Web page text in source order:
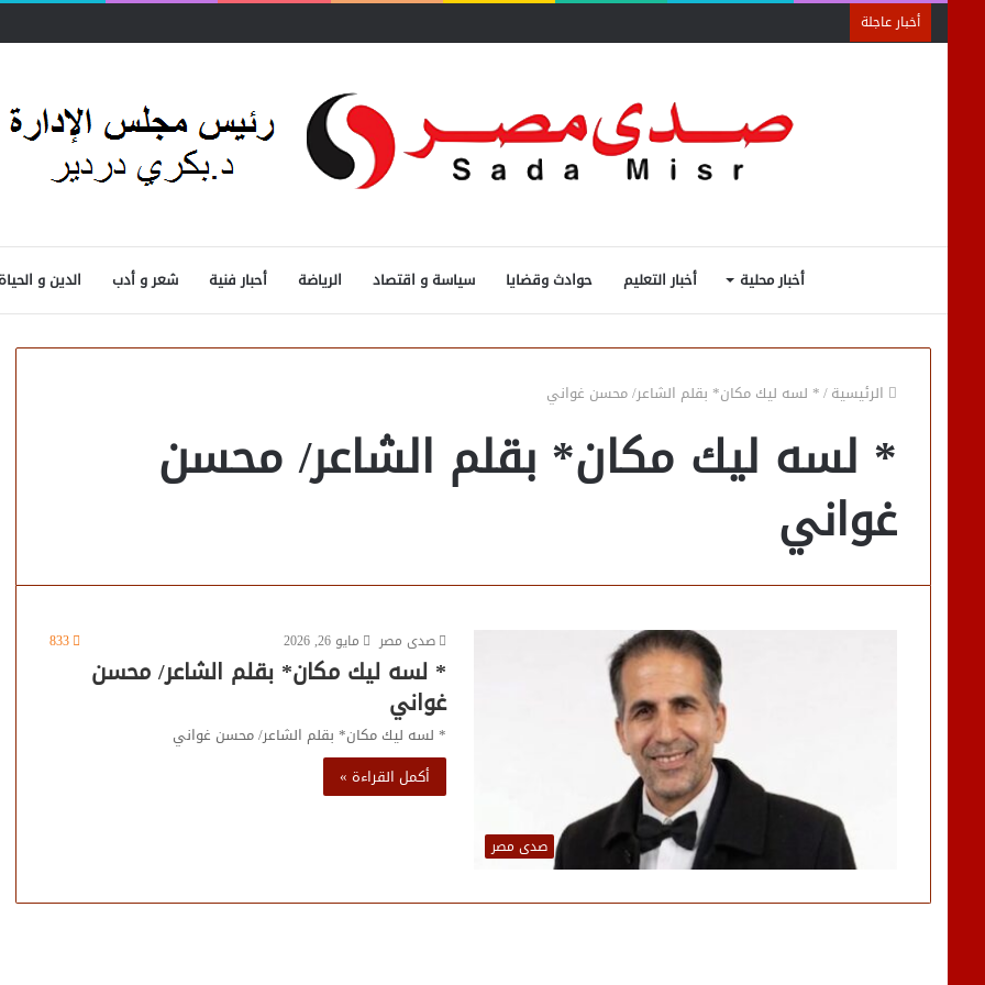
أخبار عاجلة
أخبار محلية أخبار التعليم حوادث وقضايا سياسة و اقتصاد الرياضة أحبار فنية شعر و أدب الدين و الحياة
الرئيسية/* لسه ليك مكان* بقلم الشاعر/ محسن غواني
* لسه ليك مكان* بقلم الشاعر/ محسن
غواني
صدى مصر
صدى مصر مايو 26, 2026 833
* لسه ليك مكان* بقلم الشاعر/ محسن
غواني
* لسه ليك مكان* بقلم الشاعر/ محسن غواني
أكمل القراءة »